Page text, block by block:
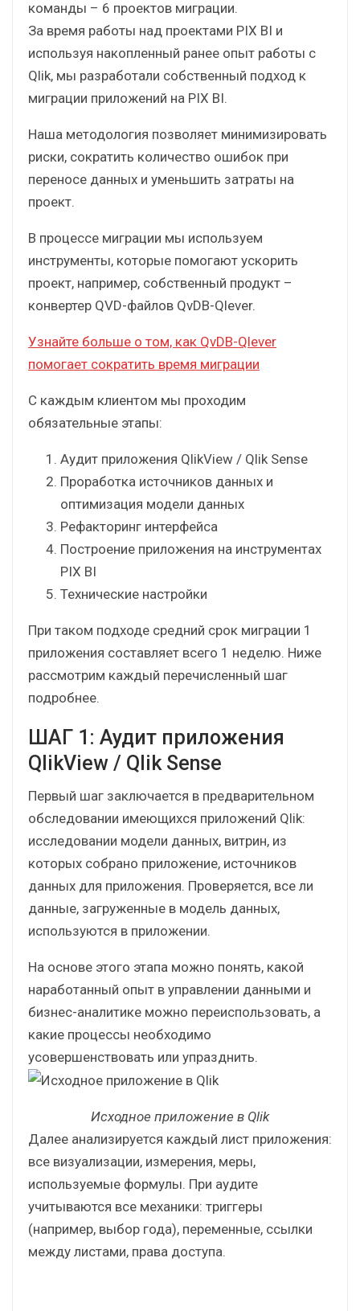
приложений с Qlik на PIX
BI
Компания Qlever Solutions является золотым
команды – 6 проектов миграции.
За время работы над проектами PIX BI и
используя накопленный ранее опыт работы с
Qlik, мы разработали собственный подход к
Наша методология позволяет минимизировать
риски, сократить количество ошибок при
переносе данных и уменьшить затраты на
В процессе миграции мы используем
проект, например, собственный продукт –
Узнайте больше о том, как QvDB-Qlever
помогает сократить время миграции
С каждым клиентом мы проходим
обязательные этапы:
Аудит приложения QlikView / Qlik Sense
оптимизация модели данных
Рефакторинг интерфейса
Построение приложения на инструментах
PIX BI
При таком подходе средний срок миграции 1
рассмотрим каждый перечисленный шаг
подробнее.
ШАГ 1: Аудит приложения
QlikView / Qlik Sense
Первый шаг заключается в предварительном
исследовании модели данных, витрин, из
которых собрано приложение, источников
данных для приложения. Проверяется, все ли
данные, загруженные в модель данных,
используются в приложении.
наработанный опыт в управлении данными и
бизнес-аналитике можно переиспользовать, а
какие процессы необходимо
усовершенствовать или упразднить.
Исходное приложение в Qlik